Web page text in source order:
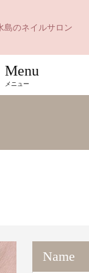
島のネイルサロン
Menu
メニュー
Name